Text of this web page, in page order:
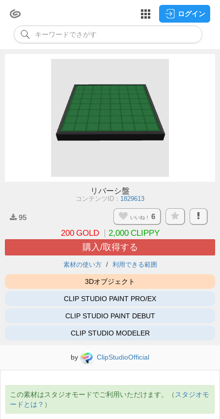
ログイン
リバーシ盤
コンテンツID： 1829613
95 いいね！ 6
200 GOLD 2,000 CLIPPY
購入/取得する
素材の使い方 利用できる範囲
3Dオブジェクト
CLIP STUDIO PAINT PRO/EX
CLIP STUDIO PAINT DEBUT
CLIP STUDIO MODELER
by ClipStudioOfficial
この素材はスタジオモードでご利用いただけます。（ スタジオモ
ードとは？ ）